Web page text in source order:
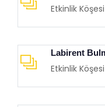
Etkinlik Köşesi
Labirent
Etkinlik Köşesi